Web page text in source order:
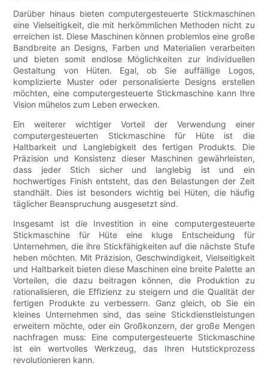
Darüber hinaus bieten computergesteuerte Stickmaschinen
eine Vielseitigkeit, die mit herkömmlichen Methoden nicht zu
erreichen ist. Diese Maschinen können problemlos eine große
Bandbreite an Designs, Farben und Materialien verarbeiten
und bieten somit endlose Möglichkeiten zur individuellen
Gestaltung von Hüten. Egal, ob Sie auffällige Logos,
komplizierte Muster oder personalisierte Designs erstellen
möchten, eine computergesteuerte Stickmaschine kann Ihre
Vision mühelos zum Leben erwecken.
Ein weiterer wichtiger Vorteil der Verwendung einer
computergesteuerten Stickmaschine für Hüte ist die
Haltbarkeit und Langlebigkeit des fertigen Produkts. Die
Präzision und Konsistenz dieser Maschinen gewährleisten,
dass jeder Stich sicher und langlebig ist und ein
hochwertiges Finish entsteht, das den Belastungen der Zeit
standhält. Dies ist besonders wichtig bei Hüten, die häufig
täglicher Beanspruchung ausgesetzt sind.
Insgesamt ist die Investition in eine computergesteuerte
Stickmaschine für Hüte eine kluge Entscheidung für
Unternehmen, die ihre Stickfähigkeiten auf die nächste Stufe
heben möchten. Mit Präzision, Geschwindigkeit, Vielseitigkeit
und Haltbarkeit bieten diese Maschinen eine breite Palette an
Vorteilen, die dazu beitragen können, die Produktion zu
rationalisieren, die Effizienz zu steigern und die Qualität der
fertigen Produkte zu verbessern. Ganz gleich, ob Sie ein
kleines Unternehmen sind, das seine Stickdienstleistungen
erweitern möchte, oder ein Großkonzern, der große Mengen
nachfragen muss: Eine computergesteuerte Stickmaschine
ist ein wertvolles Werkzeug, das Ihren Hutstickprozess
revolutionieren kann.